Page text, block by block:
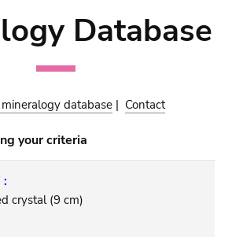
Database
database | Contact
your criteria
:
crystal (9 cm)